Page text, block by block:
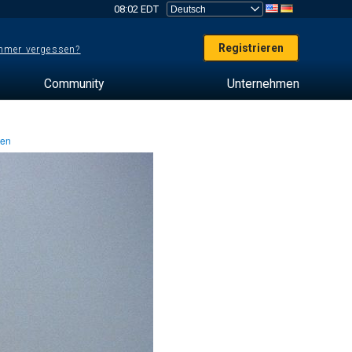
08:02 EDT
vergessen? Registrieren
Community Unternehmen